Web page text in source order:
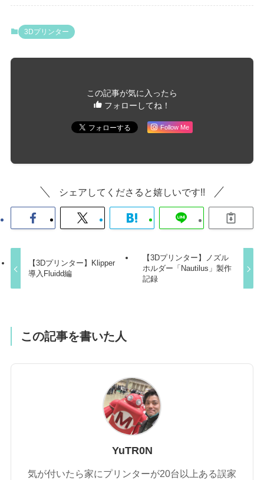
3Dプリンター
この記事が気に入ったら
フォローしてね！
Follow Me
シェアしてくださると嬉しいです!!
【3Dプリンター】Klipper
導入Fluidd編
【3Dプリンター】ノズル
ホルダー「Nautilus」製作
記録
この記事を書いた人
YuTR0N
気が付いたら家にプリンターが20台以上ある誤家